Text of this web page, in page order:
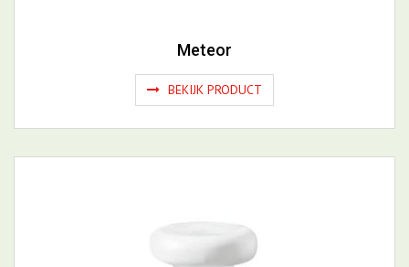
Meteor
BEKIJK PRODUCT